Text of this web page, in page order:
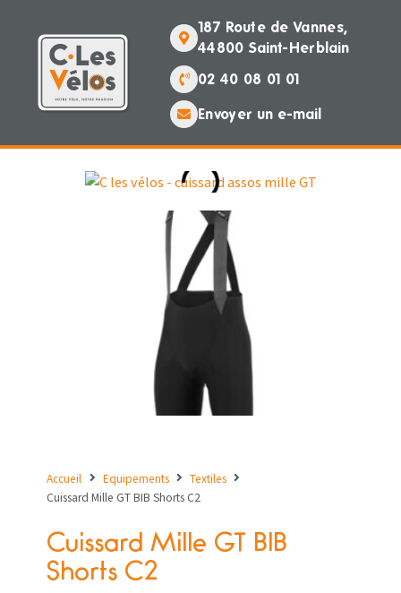
187 Route de Vannes,
44800 Saint-Herblain
02 40 08 01 01
Envoyer un e-mail
Accueil Equipements
Textiles
Cuissard Mille GT BIB Shorts C2
Cuissard Mille GT BIB
Shorts C2